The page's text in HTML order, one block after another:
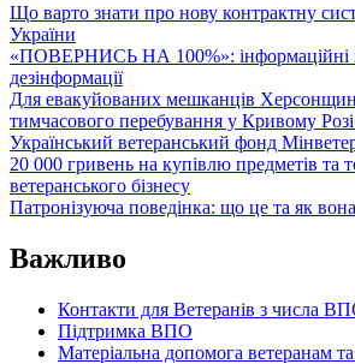
Що варто знати про нову контрактну
України
«ПОВЕРНИСЬ НА 100%»: інформаційні
дезінформації
Для евакуйованих мешканців
тимчасового перебування у Кривому
Український ветеранський фонд
20 000 гривень на купівлю предметів та
ветеранського бізнесу
Патронізуюча поведінка: що це та як
Важливо
Контакти для Ветеранів з числа
Підтримка ВПО
Матеріальна допомога ветеранам